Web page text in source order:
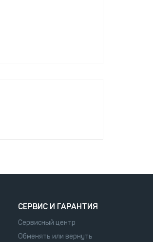
СЕРВИС И ГАРАНТИЯ
Сервисный центр
Обменять или вернуть